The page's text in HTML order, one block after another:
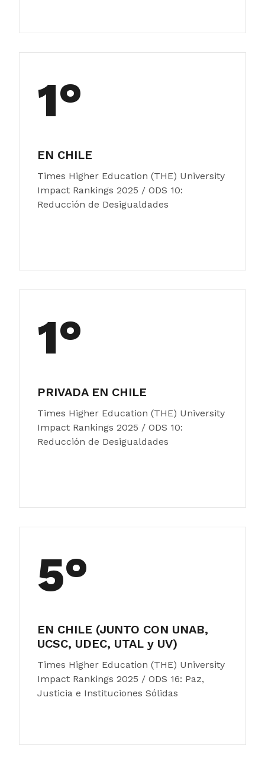
1°
EN CHILE
Times Higher Education (THE) University
Impact Rankings 2025 / ODS 10:
Reducción de Desigualdades
1°
PRIVADA EN CHILE
Times Higher Education (THE) University
Impact Rankings 2025 / ODS 10:
Reducción de Desigualdades
5°
EN CHILE (JUNTO CON UNAB,
UCSC, UDEC, UTAL y UV)
Times Higher Education (THE) University
Impact Rankings 2025 / ODS 16: Paz,
Justicia e Instituciones Sólidas